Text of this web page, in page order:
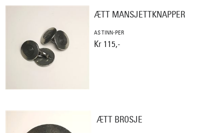
ÆTT MANSJETTKNAPPER
AS TINN-PER
Kr 115,-
ÆTT BROSJE